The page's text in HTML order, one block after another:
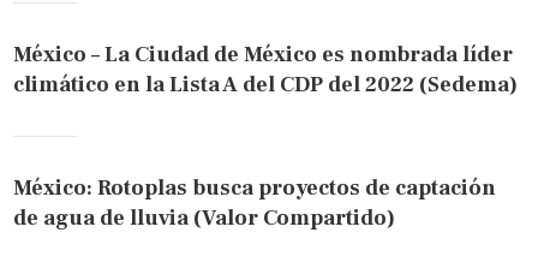
México – La Ciudad de México es nombrada líder
climático en la Lista A del CDP del 2022 (Sedema)
México: Rotoplas busca proyectos de captación
de agua de lluvia (Valor Compartido)